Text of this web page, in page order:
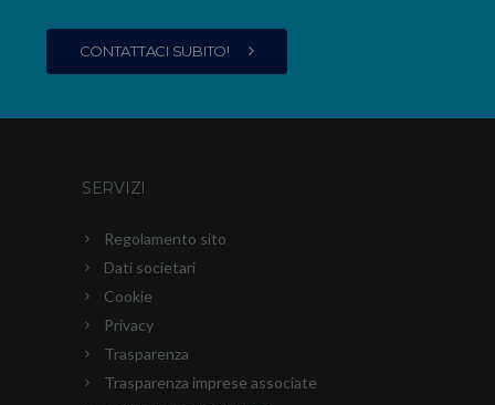
CONTATTACI SUBITO!
SERVIZI
Regolamento sito
Dati societari
Cookie
Privacy
Trasparenza
Trasparenza imprese associate